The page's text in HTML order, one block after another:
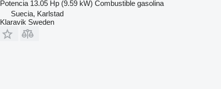
Potencia 13.05 Hp (9.59 kW) Combustible gasolina
Suecia, Karlstad
Klaravik Sweden